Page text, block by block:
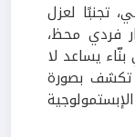
تجنبًا لعزل
فردي محظ،
يساعد لا
تكشف بصورة